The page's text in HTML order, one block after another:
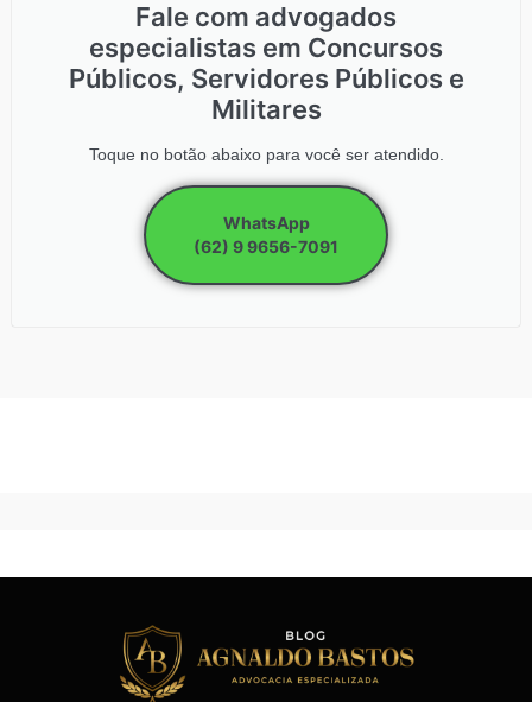
Fale com advogados
especialistas em Concursos
Públicos, Servidores Públicos e
Militares
Toque no botão abaixo para você ser atendido.
WhatsApp
(62) 9 9656-7091